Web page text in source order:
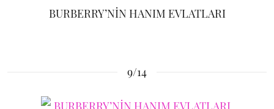
BURBERRY’NİN HANIM EVLATLARI
9/14